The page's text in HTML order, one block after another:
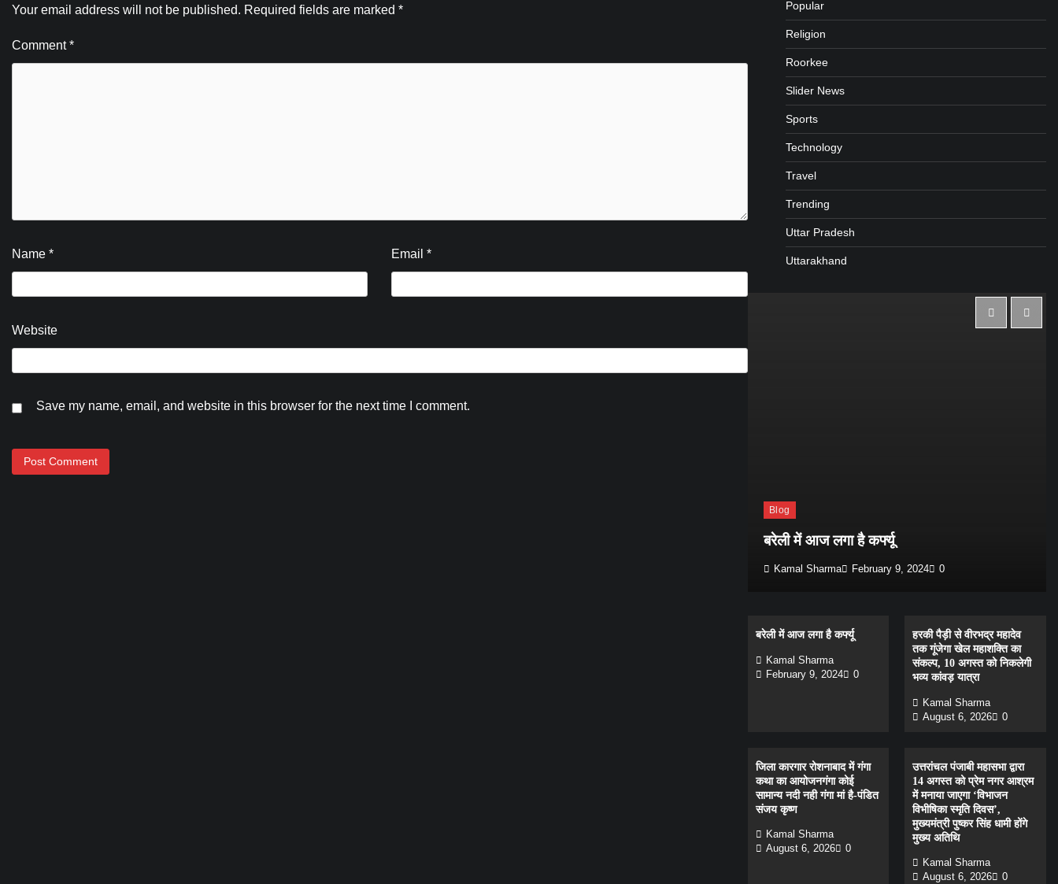
Your email address will not be published. Required fields are marked *
Comment*
Name * Email*
Website
Save my name, email, and website in this browser for the next time I comment.
Popular
Religion
Roorkee
Slider News
Sports
Technology
Travel
Trending
Uttar Pradesh
Uttarakhand
Blog
बरेली में आज लगा है कर्फ्यू
Kamal Sharma February 9, 2024 0
बरेली में आज लगा है कर्फ्यू
Kamal Sharma
February 9, 2024
0
हरकी पैड़ी से वीरभद्र महादेव
तक गूंजेगा खेल महाशक्ति का
संकल्प, 10 अगस्त को निकलेगी
भव्य कांवड़ यात्रा
Kamal Sharma
August 6, 2026
0
जिला कारगार रोशनाबाद में गंगा
कथा का आयोजनगंगा कोई
सामान्य नदी नही गंगा मां है-पंडित
संजय कृष्ण
Kamal Sharma
August 6, 2026
0
उत्तरांचल पंजाबी महासभा द्वारा
14 अगस्त को प्रेम नगर आश्रम
में मनाया जाएगा ‘विभाजन
विभीषिका स्मृति दिवस’,
मुख्यमंत्री पुष्कर सिंह धामी होंगे
मुख्य अतिथि
Kamal Sharma
August 6, 2026
0